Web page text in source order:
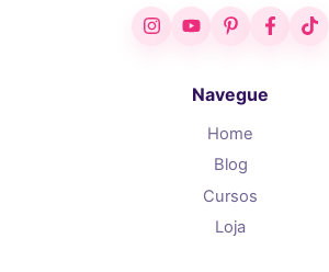
InstagramYouTubePinterestFacebook
TikTok
Navegue
Home
Blog
Cursos
Loja